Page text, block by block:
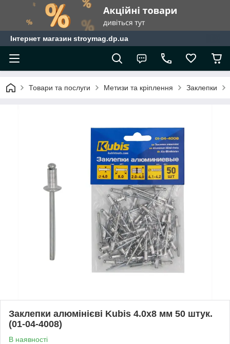
Інтернет магазин stroymag.dp.ua
Товари та послуги Метизи та кріплення Заклепки
Заклепки алюмінієві Kubis 4.0х8 мм 50 штук.
(01-04-4008)
В наявності